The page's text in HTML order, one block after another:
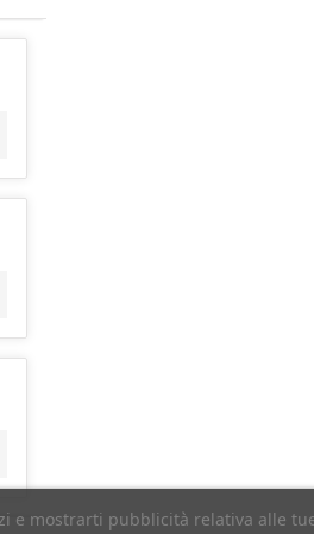
mostrarti pubblicità relativa alle